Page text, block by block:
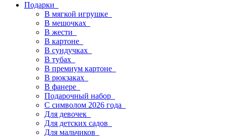
Подарки
В мягкой игрушке
В мешочках
В жести
В картоне
В сундучках
В тубах
В премиум картоне
В рюкзаках
В фанере
Подарочный набор
С символом 2026 года
Для девочек
Для детских садов
Для мальчиков